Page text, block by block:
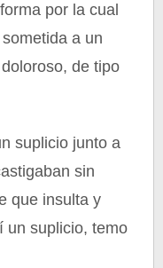
por la cual
a un
de tipo
suplicio junto a
sin
que insulta y
un suplicio, temo